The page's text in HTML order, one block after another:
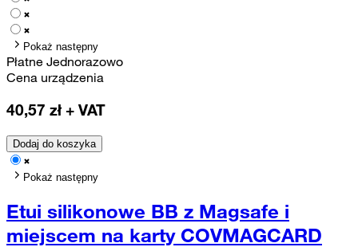
Pokaż następny
Płatne Jednorazowo
Cena urządzenia
40,57 zł + VAT
Dodaj do koszyka
Pokaż następny
Etui silikonowe BB z Magsafe i
miejscem na karty COVMAGCARD